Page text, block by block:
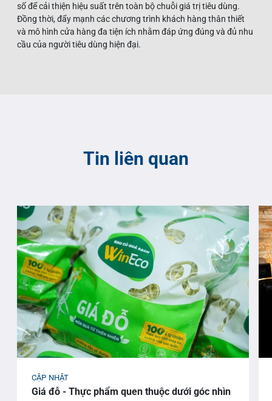
số để cải thiện hiệu suất trên toàn bộ chuỗi giá trị tiêu dùng.
Đồng thời, đẩy mạnh các chương trình khách hàng thân thiết
và mô hình cửa hàng đa tiện ích nhằm đáp ứng đúng và đủ nhu
cầu của người tiêu dùng hiện đại.
Tin liên quan
CẬP NHẬT
Giá đỗ - Thực phẩm quen thuộc dưới góc nhìn